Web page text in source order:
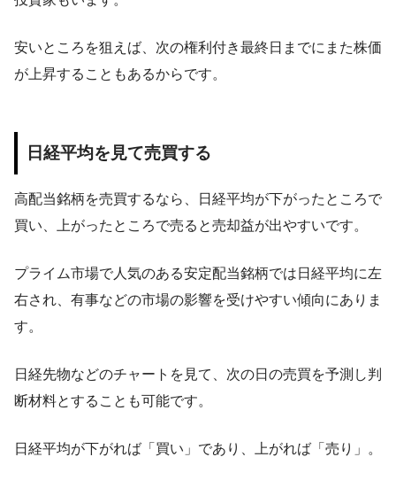
安いところを狙えば、次の権利付き最終日までにまた株価
が上昇することもあるからです。
日経平均を見て売買する
高配当銘柄を売買するなら、日経平均が下がったところで
買い、上がったところで売ると売却益が出やすいです。
プライム市場で人気のある安定配当銘柄では日経平均に左
右され、有事などの市場の影響を受けやすい傾向にありま
す。
日経先物などのチャートを見て、次の日の売買を予測し判
断材料とすることも可能です。
日経平均が下がれば「買い」であり、上がれば「売り」。